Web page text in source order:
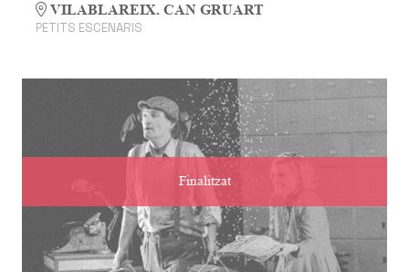
VILABLAREIX. CAN GRUART
PETITS ESCENARIS
Finalitzat